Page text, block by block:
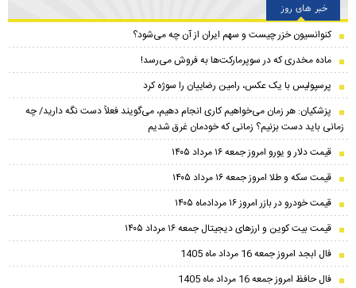
خبر های روز
کنوانسیون خزر چیست و سهم ایران از آن چه می‌شود؟
ماده مخدری که در سوپرمارکت‌ها به فروش می‌رسد!
پرسپولیس با یک عکس، رامین رضاییان را سوژه کرد
پزشکیان: هر زمان می‌خواهیم کاری انجام دهیم، می‌گویند فعلاً دست نگه دارید/ چه
زمانی باید دست بزنیم؟ زمانی که خودمان غرق شدیم
قیمت دلار و یورو امروز جمعه ۱۶ مرداد ۱۴۰۵
قیمت سکه و طلا امروز جمعه ۱۶ مرداد ۱۴۰۵
قیمت خودرو در بازر امروز ۱۶ مردادماه ۱۴۰۵
قیمت بیت کوین و ارز‌های دیجیتال جمعه ۱۶ مرداد ۱۴۰۵
فال ابجد امروز جمعه 16 مرداد ماه 1405
فال حافظ امروز جمعه 16 مرداد ماه 1405